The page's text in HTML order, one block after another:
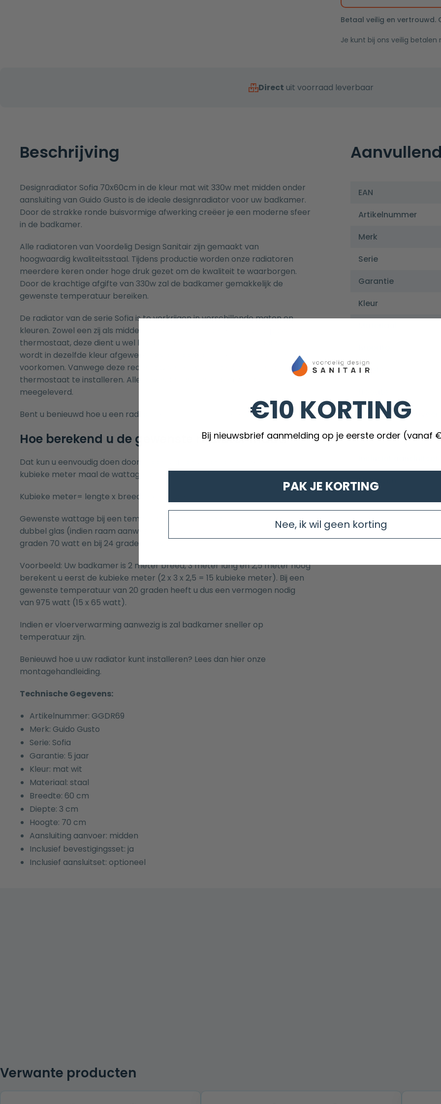
aansluiting
aantal
Betaal veilig en vertrouwd.
Je kunt bij ons veilig betalen
Direct uit voorraad leverbaar
Beschrijving
Designradiator Sofia 70x60cm in de kleur mat wit 330w met midden onder
aansluiting van Guido Gusto is de ideale designradiator voor uw badkamer.
Door de strakke ronde buisvormige afwerking creëer je een moderne sfeer
in de badkamer.
Alle radiatoren van Voordelig Design Sanitair zijn gemaakt van
hoogwaardig kwaliteitsstaal. Tijdens productie worden onze radiatoren
meerdere keren onder hoge druk gezet om de kwaliteit te waarborgen.
Door de krachtige afgifte van 330w zal de badkamer gemakkelijk de
gewenste temperatuur bereiken.
De radiator van de serie Sofia is te verkrijgen in verschillende maten en
kleuren. Zowel een zij als midden aansluiting is mogelijk met de bijpassende
thermostaat, deze dient u wel los bij te bestellen. De thermostaat set
wordt in dezelfde kleur afgewerkt als de radiator om kleur verschil te
voorkomen. Vanwege deze reden adviseren wij om de bijbehorende
thermostaat te installeren. Alle bevestigingsmaterialen worden
meegeleverd.
Bent u benieuwd hoe u een radiator kunt ontluchten ? Klik danhier !
Hoe berekend u de gewenste radiator maat?
Dat kun u eenvoudig doen doormiddel van de volgende berekening:
kubieke meter maal de wattage per kubieke meter.
Kubieke meter= lengte x breedte x hoogte
Gewenste wattage bij een temperatuur van 20 graden met normaal
dubbel glas (indien raam aanwezig) = 65 watt per kubieke meter. Bij 22
graden 70 watt en bij 24 graden 75 watt.
Voorbeeld: Uw badkamer is 2 meter breed, 3 meter lang en 2,5 meter hoog
berekent u eerst de kubieke meter (2 x 3 x 2,5 = 15 kubieke meter). Bij een
gewenste temperatuur van 20 graden heeft u dus een vermogen nodig
van 975 watt (15 x 65 watt).
Indien er vloerverwarming aanwezig is zal badkamer sneller op
temperatuur zijn.
Benieuwd hoe u uw radiator kunt installeren? Lees dan hier onze
montagehandleiding.
Technische Gegevens:
Artikelnummer: GGDR69
Merk: Guido Gusto
Serie: Sofia
Garantie: 5 jaar
Kleur: mat wit
Materiaal: staal
Breedte: 60 cm
Diepte: 3 cm
Hoogte: 70 cm
Aansluiting aanvoer: midden
Inclusief bevestigingsset: ja
Inclusief aansluitset: optioneel
EAN
Artikelnummer
Merk
Serie
Garantie
Kleur
Diepte
Aansluiting aanvoer
Inclusief
Elektrisch
Verwante producten
€10 KORTING
Bij nieuwsbrief aanmelding op je eerste order (vanaf
PAK JE KORTING
Nee, ik wil geen korting